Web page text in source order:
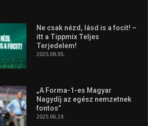
Ne csak nézd, lásd is a focit! –
itt a Tippmix Teljes
Terjedelem!
2025.08.05.
„A Forma-1-es Magyar
Nagydíj az egész nemzetnek
fontos”
2025.06.19.